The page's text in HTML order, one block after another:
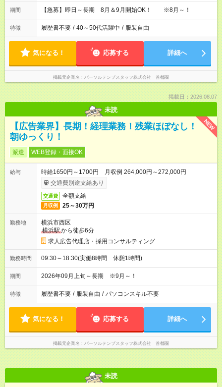
期間 【急募】即日～長期 8月＆9月開始OK！ ※8月～！
特徴 履歴書不要 / 40～50代活躍中 / 服装自由
気になる！ 応募する 詳細へ
掲載元企業名 パーソルテンプスタッフ株式会社 首都圏
掲載日：2026.08.07
未読
NEW
【広告業界】長期！経理業務！残業ほぼなし！
朝ゆっくり！
派遣 WEB登録・面接OK
給与
時給1650円～1700円 月収例 264,000円～272,000円
交通費別途支給あり
交通費 全額支給
月収例 25～30万円
勤務地
横浜市西区
横浜駅から徒歩6分
求人広告代理店・採用コンサルティング
勤務時間 09:30～18:30(実働8時間 休憩1時間)
期間 2026年09月上旬～長期 ※9月～！
特徴 履歴書不要 / 服装自由 / パソコンスキル不要
気になる！ 応募する 詳細へ
掲載元企業名 パーソルテンプスタッフ株式会社 首都圏
未読